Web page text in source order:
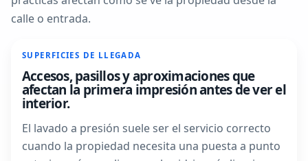
calle o entrada.
SUPERFICIES DE LLEGADA
Accesos, pasillos y aproximaciones que
afectan la primera impresión antes de ver el
interior.
El lavado a presión suele ser el servicio correcto
cuando la propiedad necesita una puesta a punto